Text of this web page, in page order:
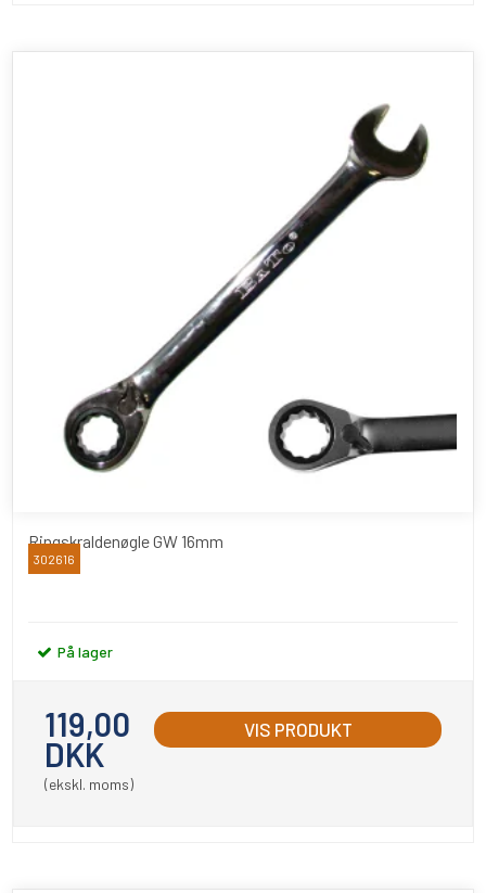
Ringskraldenøgle GW 16mm
BATO
302616
På lager
119,00
DKK
(ekskl. moms)
VIS PRODUKT